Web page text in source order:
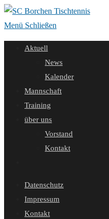
Zum
Inhalt
springen
Menü Schließen
Aktuell
News
Kalender
Mannschaft
Training
über uns
Vorstand
Kontakt
umschalten
Datenschutz
Impressum
Kontakt